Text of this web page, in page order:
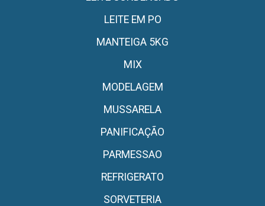
LEITE EM PO
MANTEIGA 5KG
MIX
MODELAGEM
MUSSARELA
PANIFICAÇÃO
PARMESSAO
REFRIGERATO
SORVETERIA